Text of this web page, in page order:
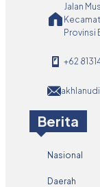
Jalan
Provinsi
+62
Berita
Nasional
Daerah